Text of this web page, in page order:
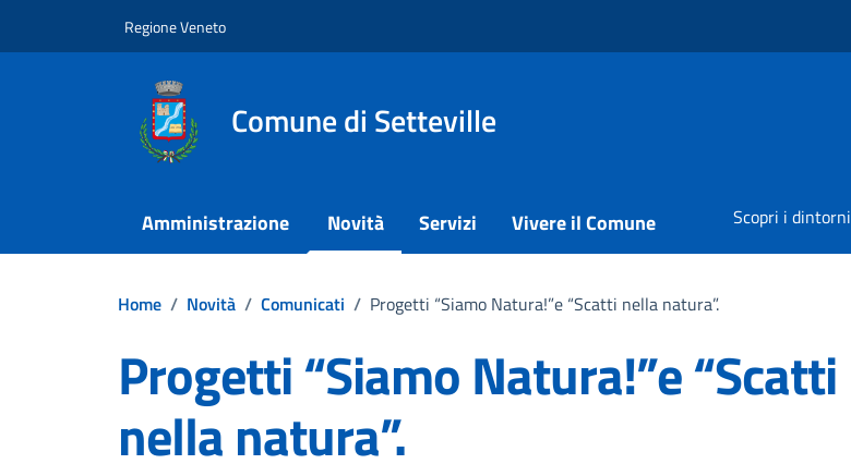
Regione Veneto
Comune di Setteville
Amministrazione Novità Servizi Vivere il Comune Scopri i dintorni
Home / Novità / Comunicati / Progetti “Siamo Natura!”e “Scatti nella natura”.
Progetti “Siamo Natura!”e “Scatti
nella natura”.